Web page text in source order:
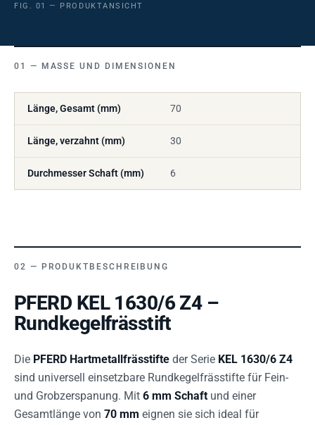
FIG. 01 — PRODUKTANSICHT
MASSE UND DIMENSIONEN
Länge, Gesamt (mm) 70
Länge, verzahnt (mm) 30
Durchmesser Schaft (mm) 6
PRODUKTBESCHREIBUNG
PFERD KEL 1630/6 Z4 –
Rundkegelfrässtift
Die PFERD Hartmetallfrässtifte der Serie KEL 1630/6 Z4
sind universell einsetzbare Rundkegelfrässtifte für Fein-
und Grobzerspanung. Mit 6 mm Schaft und einer
Gesamtlänge von 70 mm eignen sie sich ideal für